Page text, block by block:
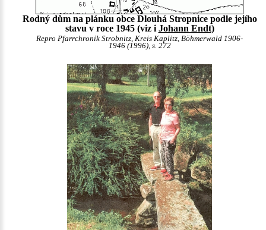
Rodný dům na plánku obce Dlouhá Stropnice podle jejího
stavu v roce 1945 (viz i Johann Endt)
Repro Pfarrchronik Strobnitz, Kreis Kaplitz, Böhmerwald 1906-
1946 (1996), s. 272